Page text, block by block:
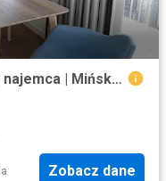
3 pokoje z balkonem | Pierwszy najemca | Mińska 69
Zobacz dane